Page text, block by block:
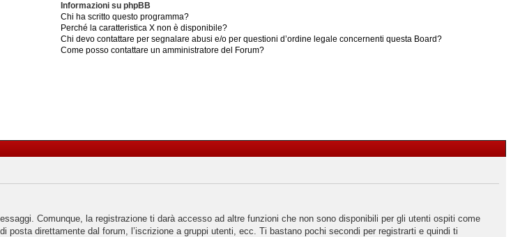
Informazioni su phpBB
Chi ha scritto questo programma?
Perché la caratteristica X non è disponibile?
Chi devo contattare per segnalare abusi e/o per questioni d’ordine legale concernenti questa Board?
Come posso contattare un amministratore del Forum?
Comunque, la registrazione ti darà accesso ad altre funzioni che non sono disponibili per gli utenti ospiti come
posta direttamente dal forum, l’iscrizione a gruppi utenti, ecc. Ti bastano pochi secondi per registrarti e quindi ti